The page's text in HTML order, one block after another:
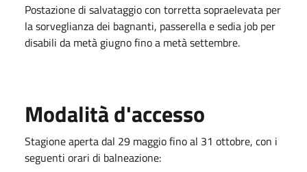
Postazione di salvataggio con torretta sopraelevata per
la sorveglianza dei bagnanti, passerella e sedia job per
disabili da metà giugno fino a metà settembre.
Modalità d'accesso
Stagione aperta dal 29 maggio fino al 31 ottobre, con i
seguenti orari di balneazione: